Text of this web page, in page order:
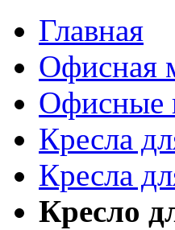
Главная
Офисная
Офисные
Кресла
Кресла
Кресло